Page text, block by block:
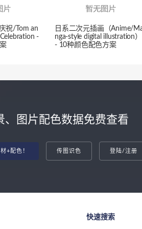
祝/Tom an
-
日系二次元插画（Anime/
nga-style digital illustration）
- 10种颜色配色方案
、图片配色数据免费查看
+配色！ 传图识色 登陆/注册
快速搜索